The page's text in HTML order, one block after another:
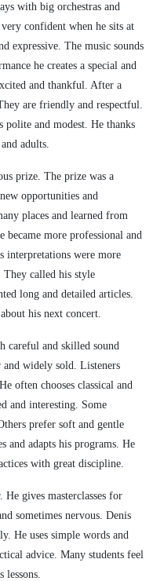
with big orchestras and
confident when he sits at
expressive. The music sounds
he creates a special and
and thankful. After a
are friendly and respectful.
and modest. He thanks
adults.
prize. The prize was a
opportunities and
places and learned from
became more professional and
interpretations were more
called his style
long and detailed articles.
his next concert.
careful and skilled sound
and widely sold. Listeners
often chooses classical and
and interesting. Some
prefer soft and gentle
and adapts his programs. He
with great discipline.
He gives masterclasses for
sometimes nervous. Denis
He uses simple words and
advice. Many students feel
lessons.